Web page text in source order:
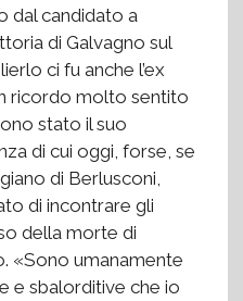
dal candidato a
di Galvagno sul
ci fu anche l’ex
ricordo molto sentito
stato il suo
di cui oggi, forse, se
di Berlusconi,
di incontrare gli
della morte di
«Sono umanamente
e sbalorditive che io